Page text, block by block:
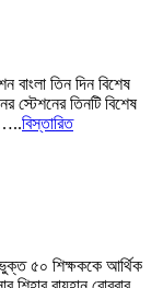
তিন দিন বিশেষ
স্টেশনের তিনটি বিশেষ
বিস্তারিত
৫০ শিক্ষককে আর্থিক